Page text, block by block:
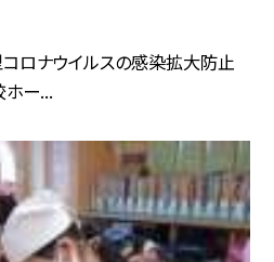
ロナウイルスの感染拡大防止
ホー...